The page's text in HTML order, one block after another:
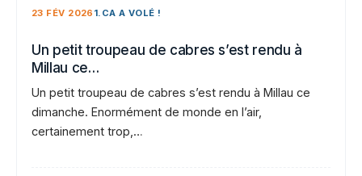
23 FÉV 2026 1.CA A VOLÉ !
Un petit troupeau de cabres s’est rendu à
Millau ce…
Un petit troupeau de cabres s’est rendu à Millau ce
dimanche. Enormément de monde en l’air,
certainement trop,…